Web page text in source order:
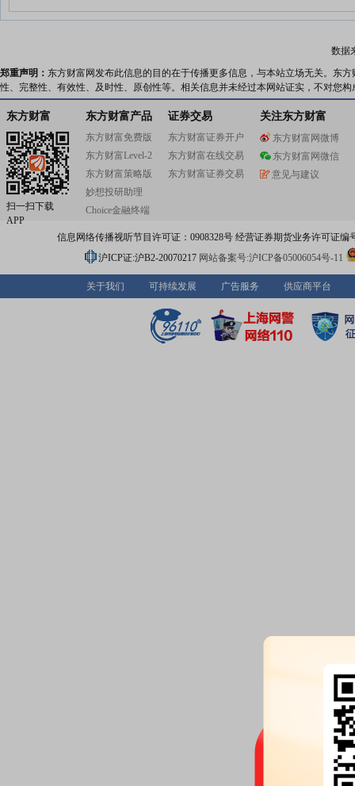
数据
郑重声明： 东方财富网发布此信息的目的在于传播更多信息，与本站立场无关。东
性、完整性、有效性、及时性、原创性等。相关信息并未经过本网站证实，不对您
东方财富
扫一扫下载
APP
东方财富产品
东方财富免费版
东方财富Level-2
东方财富策略版
妙想投研助理
Choice金融终端
证券交易
东方财富证券开户
东方财富在线交易
东方财富证券交易
关注东方财富
东方财富网微博
东方财富网微信
意见与建议
信息网络传播视听节目许可证：0908328号 经营证券期货业务许可证编
沪ICP证:沪B2-20070217 网站备案号:沪ICP备05006054号-11
关于我们 可持续发展 广告服务 供应商平台